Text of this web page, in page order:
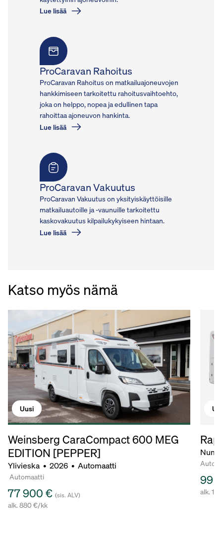
Lue lisää
ProCaravan Rahoitus
ProCaravan Rahoitus on matkailuajoneuvojen
hankkimiseen tarkoitettu rahoitusvaihtoehto,
joka on helppo, nopea ja edullinen tapa
rahoittaa ajoneuvon hankinta.
Lue lisää
ProCaravan Vakuutus
ProCaravan Vakuutus on yksityiskäyttöisille
matkailuautoille ja -vaunuille tarkoitettu
kaskovakuutus kilpailukykyiseen hintaan.
Lue lisää
Katso myös nämä
Uusi
Weinsberg CaraCompact 600 MEG
EDITION [PEPPER]
Ylivieska • 2026 • Automaatti
Automaatti
77 900 € (sis. ALV)
alk. 880 €/kk
99
alk.